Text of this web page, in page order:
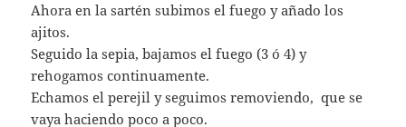
Ahora en la sartén subimos el fuego y añado los
ajitos.
Seguido la sepia, bajamos el fuego (3 ó 4) y
rehogamos continuamente.
Echamos el perejil y seguimos removiendo, que se
vaya haciendo poco a poco.